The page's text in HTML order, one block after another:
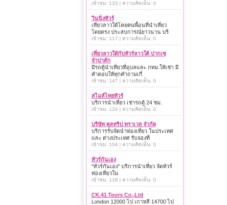
เข้าชม: 133 | ความคิดเห็น: 0
วินนิ่งทัวร์
เที่ยวลาวใต้โดยคนพื้อนที่นำเที่ยว
โดยตรง ประสบการณ์ยาวนาน บริ
เข้าชม: 117 | ความคิดเห็น: 0
เที่ยวลาวใต้กับทัวร์ลาวใต้ ปากเซ
จำปาสัก
มีรถตู้นำเที่ยวที่อุบลและ กทม.ให้เช่า มี
คำตอบให้ทุกคำถามเกี่
เข้าชม: 147 | ความคิดเห็น: 0
สไมล์ไทยทัวร์
บริการนำเที่ยว เช่ารถตู้ 24 ชม.
เข้าชม: 124 | ความคิดเห็น: 0
บริษัท คูลทริป ทราเวล จำกัด
บริการรับจัดนำท่องเที่ยว ในประเทศ
และ ต่างประเทศ รับจองที่
เข้าชม: 104 | ความคิดเห็น: 0
ทัวร์กันเอง
"ทัวร์กันเอง" บริการนำเที่ยว จัดทัวร์
ท่องเที่ยวใน
เข้าชม: 118 | ความคิดเห็น: 0
CK.41 Tours Co.,Ltd
London 12000 ไป เกาหลี 14700 ไป